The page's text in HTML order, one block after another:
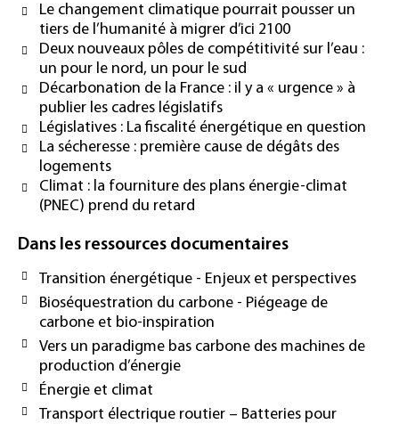
Le changement climatique pourrait pousser un
tiers de l’humanité à migrer d’ici 2100
Deux nouveaux pôles de compétitivité sur l’eau :
un pour le nord, un pour le sud
Décarbonation de la France : il y a « urgence » à
publier les cadres législatifs
Législatives : La fiscalité énergétique en question
La sécheresse : première cause de dégâts des
logements
Climat : la fourniture des plans énergie-climat
(PNEC) prend du retard
Dans les ressources documentaires
Transition énergétique - Enjeux et perspectives
Bioséquestration du carbone - Piégeage de
carbone et bio-inspiration
Vers un paradigme bas carbone des machines de
production d’énergie
Énergie et climat
Transport électrique routier – Batteries pour